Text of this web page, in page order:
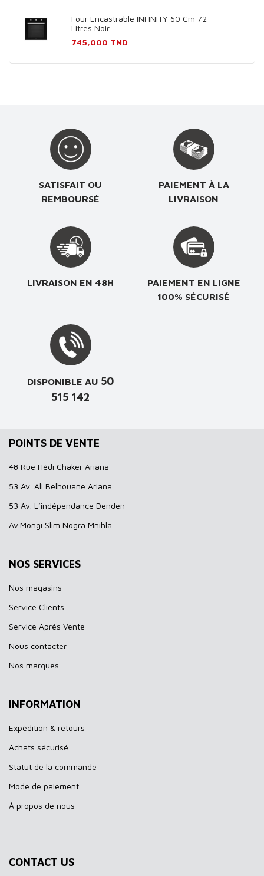
Four Encastrable INFINITY 60 Cm 72
Litres Noir
Prix
745,000 TND
SATISFAIT OU
REMBOURSÉ
PAIEMENT À LA
LIVRAISON
LIVRAISON EN 48H
PAIEMENT EN LIGNE
100% SÉCURISÉ
DISPONIBLE AU 50
515 142
POINTS DE VENTE
48 Rue Hédi Chaker Ariana
53 Av. Ali Belhouane Ariana
53 Av. L’indépendance Denden
Av.Mongi Slim Nogra Mnihla
NOS SERVICES
Nos magasins
Service Clients
Service Aprés Vente
Nous contacter
Nos marques
INFORMATION
Expédition & retours
Achats sécurisé
Statut de la commande
Mode de paiement
À propos de nous
CONTACT US